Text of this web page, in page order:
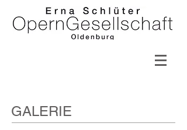
GALERIE